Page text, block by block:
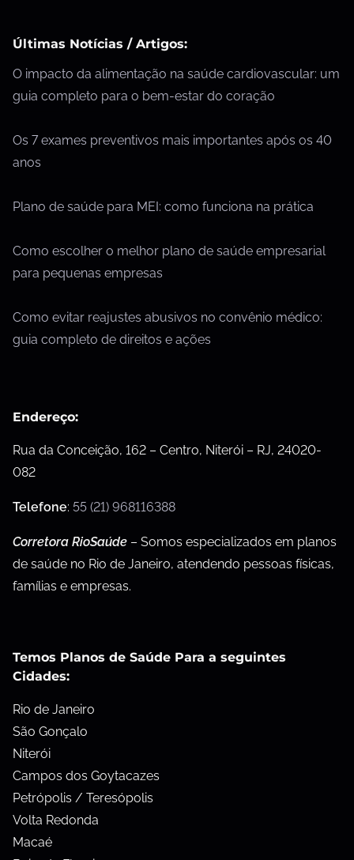
Últimas Notícias / Artigos:
O impacto da alimentação na saúde cardiovascular: um
guia completo para o bem-estar do coração
Os 7 exames preventivos mais importantes após os 40
anos
Plano de saúde para MEI: como funciona na prática
Como escolher o melhor plano de saúde empresarial
para pequenas empresas
Como evitar reajustes abusivos no convênio médico:
guia completo de direitos e ações
Endereço:
Rua da Conceição, 162 – Centro, Niterói – RJ, 24020-
082
Telefone: 55 (21) 968116388
Corretora RioSaúde – Somos especializados em planos
de saúde no Rio de Janeiro, atendendo pessoas físicas,
famílias e empresas.
Temos Planos de Saúde Para a seguintes
Cidades:
Rio de Janeiro
São Gonçalo
Niterói
Campos dos Goytacazes
Petrópolis / Teresópolis
Volta Redonda
Macaé